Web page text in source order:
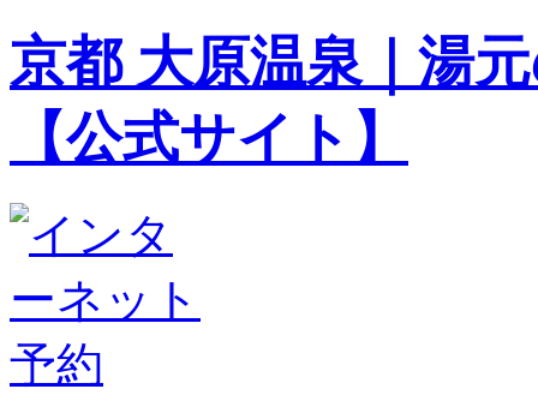
京都 大原温泉｜湯
【公式サイト】